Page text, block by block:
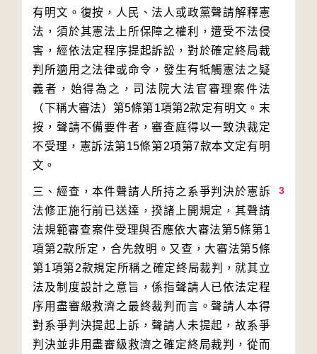
有明文。復按，人民、法人或政黨聲請解釋憲
法，須於其憲法上所保障之權利，遭受不法侵
害，經依法定程序提起訴訟，對於確定終局裁
判所適用之法律或命令，發生有牴觸憲法之疑
義者，始得為之，司法院大法官審理案件法
（下稱大審法）第5條第1項第2款定有明文。末
按，聲請不備要件者，審查庭得以一致決裁定
不受理，憲訴法第15條第2項第7款本文定有明
3
三、經查，本件聲請人所持之系爭判決於憲訴
法修正施行前已送達，揆諸上開規定，其聲請
法規範審查案件受理與否應依大審法第5條第1
項第2款所定，合先敘明。又查，大審法第5條
第1項第2款規定所稱之確定終局裁判，就其立
法及制度設計之意旨，係指聲請人已依法定程
序用盡審級救濟之最終裁判而言。聲請人本得
對系爭判決提起上訴，聲請人未提起，故系爭
判決並非用盡審級救濟之確定終局裁判，從而